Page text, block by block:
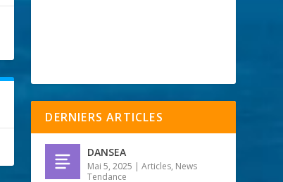
DERNIERS ARTICLES
DANSEA
Mai 5, 2025 |Articles, News
Tendance